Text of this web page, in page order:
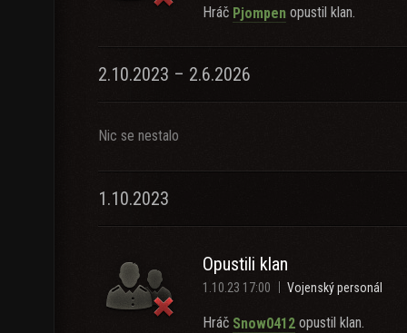
Hráč Pjompen opustil klan.
2.10.2023 – 2.6.2026
Nic se nestalo
1.10.2023
Opustili klan
1.10.23 17:00 Vojenský personál
Hráč Snow0412 opustil klan.